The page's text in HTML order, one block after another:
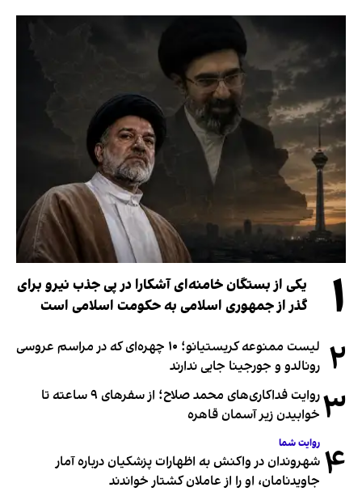
۱
یکی از بستگان خامنه‌ای آشکارا در پی جذب نیرو برای
گذر از جمهوری اسلامی به حکومت اسلامی است
۲
لیست ممنوعه کریستیانو؛ ۱۰ چهره‌ای که در مراسم عروسی
رونالدو و جورجینا جایی ندارند
۳
روایت فداکاری‌های محمد صلاح؛ از سفرهای ۹ ساعته تا
خوابیدن زیر آسمان قاهره
۴ روایت شما
شهروندان در واکنش به اظهارات پزشکیان درباره آمار
جاویدنامان، او را از عاملان کشتار خواندند